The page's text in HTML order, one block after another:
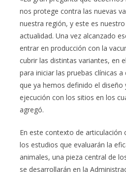
nos protege contra las nuevas
nuestra región, y este es
actualidad. Una vez alcanzado
entrar en producción con la
cubrir las distintas variantes, en
para iniciar las pruebas clínicas
que ya hemos definido el diseño
ejecución con los sitios en los
agregó.
En este contexto de articulación
los estudios que evaluarán la
animales, una pieza central de
se desarrollarán en la